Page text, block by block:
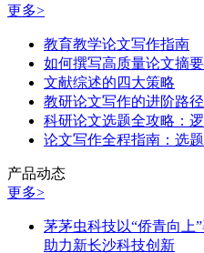
更多>
教育教学论文写作指南
如何撰写高质量论文摘要
文献综述的四大策略
教研论文写作的进阶路径
科研论文选题全攻略：
论文写作全程指南：选
产品动态
更多>
茅茅虫科技以“侨青向上
助力新长沙科技创新